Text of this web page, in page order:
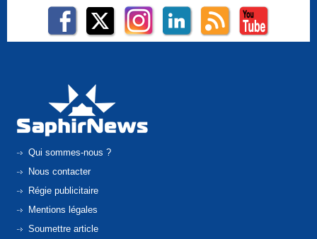
Qui sommes-nous ?
Nous contacter
Régie publicitaire
Mentions légales
Soumettre article